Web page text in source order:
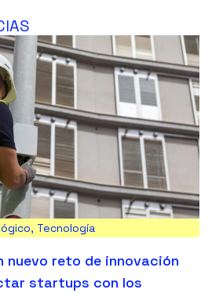
, Tecnología
nuevo reto de innovación
startups con los